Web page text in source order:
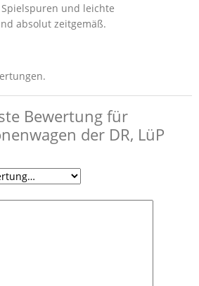
und leichte
absolut zeitgemäß.
Bewertung für
der DR, LüP